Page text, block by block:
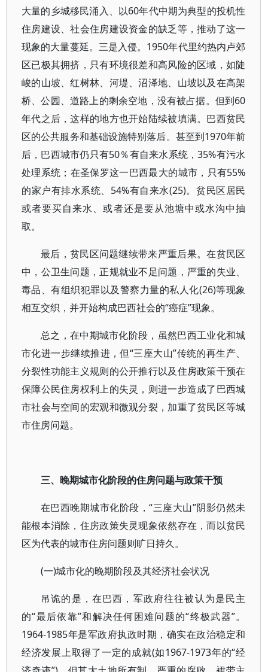
大量的乡城移民涌入、以60年代中期为典型的投机性
住房建设、社会住房建设资金的缺乏等，推动了这一
现象的大量蔓延。三是入侵。1950年代里约热内卢郊
区已极其拥挤，只有环境很差和高风险的区域，如陡
峻的山坡、红树林、河堤、沼泽地、山坡以及在高架
桥、公园、道路上的剩余空地，没有被占据。但到60
年代之后，这样的地方也开始陆续被填满。巴西贫民
区的公共服务和基础设施特别落后。甚至到1970年前
后，巴西城市仍只有50％有自来水系统，35%有污水
处理系统；在圣保罗这一巴西最大的城市，只有55%
的家户有排水系统、54%有自来水(25)。贫民区居民
或者要买自来水、或者还是要从池塘中或水沟中抽
取。
最后，贫民区问题继续带来严重后果。在贫民区
中，公卫生问题，正规就业不足问题，严重的失业、
毒品、有组织犯罪以及警察力量的私人化(26)等现象
相互交织，并开始构成巴西社会的“癌症”现象。
总之，在中期城市化阶段，虽然巴西工业化和城
市化进一步继续推进，但“三座大山”传统的再生产、
分裂性功能主义规则的公开推行以及住房政策干预在
保障公民住房权利上的失灵，则进一步造成了巴西城
市社会与空间的宏观和微观分裂，加重了贫民区等城
市住房问题。
三、晚期城市化阶段的住房问题与政策干预
在巴西晚期城市化阶段，“三座大山”阴影仍然未
能根本消除，住房政策失灵现象依然存在，而以贫民
区为代表的城市住房问题则旷日持久。
(一)城市化的晚期阶段及其经济社会状况
吊诡的是，在巴西，军政府往往被认为是民主
的“最后依靠”和解决任何困难问题的“终极武器”。
1964-1985年是军政府执政时期，确实在政治稳定和
经济发展上取得了一定的成就(如1967-1973年的“经